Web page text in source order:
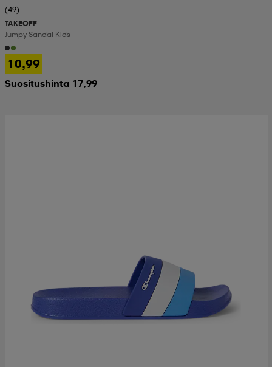
(49)
TAKEOFF
Jumpy Sandal Kids
10,99
Suositushinta 17,99